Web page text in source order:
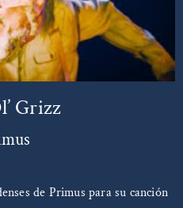
Grizz
de Primus para su canción